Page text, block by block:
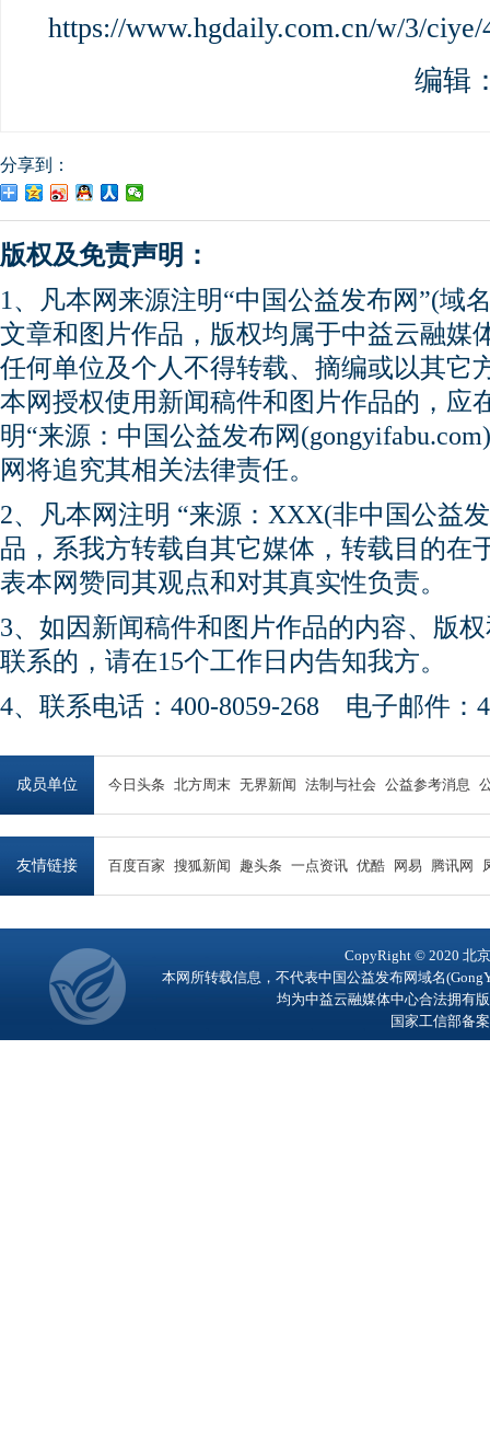
https://www.hgdaily.com.cn/w/3/
编辑
分享到：
版权及免责声明：
1、凡本网来源注明“中国公益发布网”(域
文章和图片作品，版权均属于中益云融媒
任何单位及个人不得转载、摘编或以其它
本网授权使用新闻稿件和图片作品的，应
明“来源：中国公益发布网
网将追究其相关法律责任。
2、凡本网注明 “来源：XXX(非中国公益
品，系我方转载自其它媒体，转载目的在
表本网赞同其观点和对其真实性负责。
3、如因新闻稿件和图片作品的内容、版
联系的，请在15个工作日内告知我方。
4、联系电话：400-8059-268 电子邮件：
成员单位 今日头条 北方周末 无界新闻 法制与社会 公益参考消息
友情链接 百度百家 搜狐新闻 趣头条 一点资讯 优酷 网易 腾讯网
CopyRight © 2020 北
本网所转载信息，不代表中国公益发布网域名
均为中益云融媒体中心合法拥有
国家工信部备